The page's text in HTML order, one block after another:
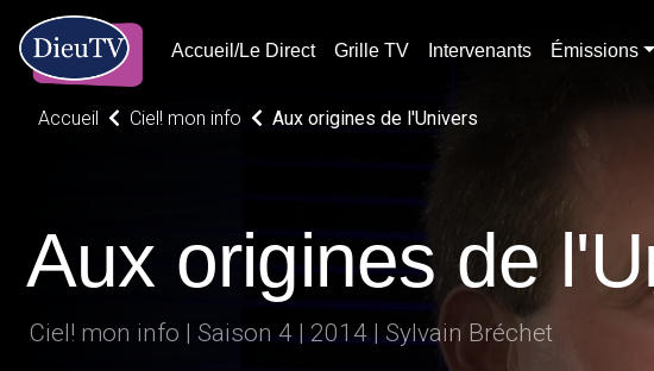
Accueil/Le Direct Grille TV Intervenants Émissions
Accueil Ciel! mon info Aux origines de l'Univers
Aux origines de
Ciel! mon info | Saison 4 | 2014 | Sylvain Bréchet